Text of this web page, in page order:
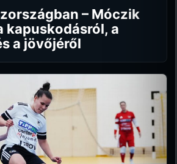
– Móczik
kapuskodásról, a
a jövőjéről